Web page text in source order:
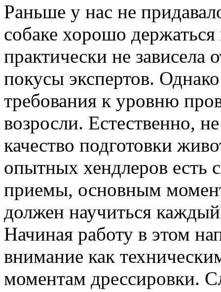
Раньше у нас не
собаке хорошо держаться
практически не зависела
покусы экспертов.
требования к уровню
возросли. Естественно,
качество подготовки
опытных хендлеров есть
приемы, основным
должен научиться
Начиная работу в этом
внимание как
моментам дрессировки.